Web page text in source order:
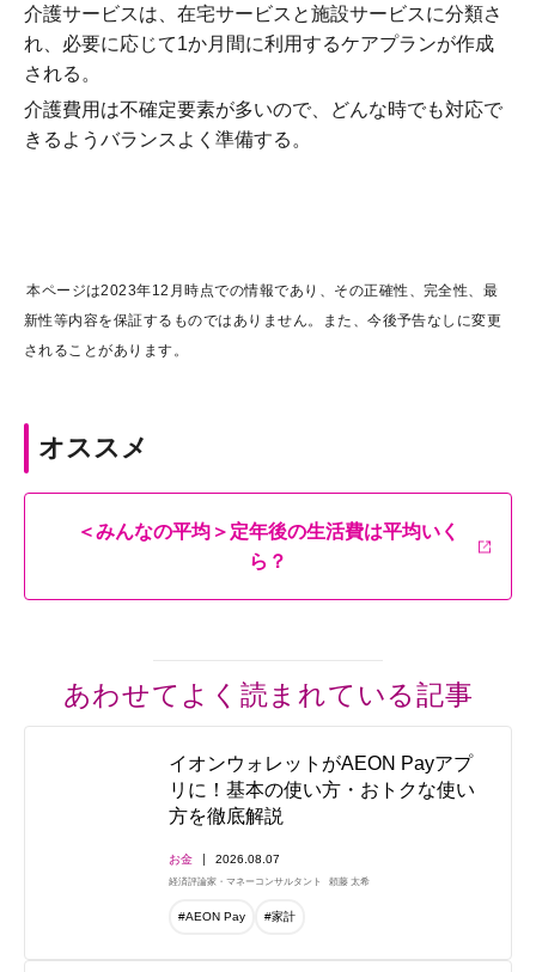
介護サービスは、在宅サービスと施設サービスに分類さ
れ、必要に応じて1か月間に利用するケアプランが作成
される。
介護費用は不確定要素が多いので、どんな時でも対応で
きるようバランスよく準備する。
本ページは2023年12月時点での情報であり、その正確性、完全性、最
新性等内容を保証するものではありません。また、今後予告なしに変更
されることがあります。
オススメ
＜みんなの平均＞定年後の生活費は平均いく
ら？
あわせてよく読まれている記事
イオンウォレットがAEON Payアプ
リに！基本の使い方・おトクな使い
方を徹底解説
お金 2026.08.07
経済評論家・マネーコンサルタント 頼藤 太希
#AEON Pay #家計